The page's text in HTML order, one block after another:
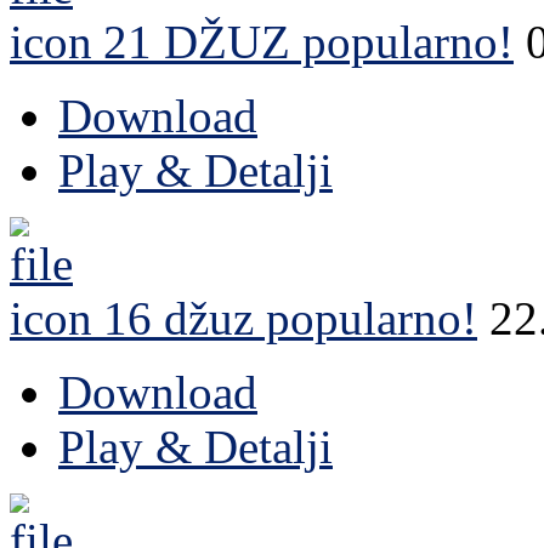
21 DŽUZ popularno!
Download
Play & Detalji
16 džuz popularno!
Download
Play & Detalji